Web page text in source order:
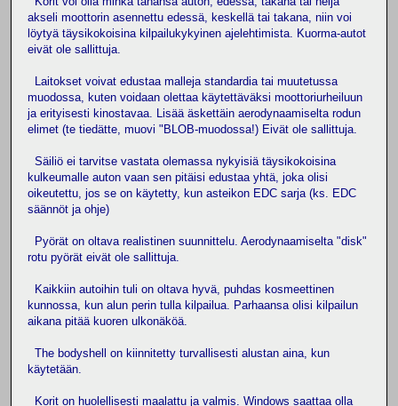
akseli moottorin asennettu edessä, keskellä tai takana, niin voi
löytyä täysikokoisina kilpailukykyinen ajelehtimista. Kuorma-autot
eivät ole sallittuja.
Laitokset voivat edustaa malleja standardia tai muutetussa
muodossa, kuten voidaan olettaa käytettäväksi moottoriurheiluun
ja erityisesti kinostavaa. Lisää äskettäin aerodynaamiselta rodun
elimet (te tiedätte, muovi "BLOB-muodossa!) Eivät ole sallittuja.
Säiliö ei tarvitse vastata olemassa nykyisiä täysikokoisina
kulkeumalle auton vaan sen pitäisi edustaa yhtä, joka olisi
oikeutettu, jos se on käytetty, kun asteikon EDC sarja (ks. EDC
säännöt ja ohje)
Pyörät on oltava realistinen suunnittelu. Aerodynaamiselta "disk"
rotu pyörät eivät ole sallittuja.
Kaikkiin autoihin tuli on oltava hyvä, puhdas kosmeettinen
kunnossa, kun alun perin tulla kilpailua. Parhaansa olisi kilpailun
aikana pitää kuoren ulkonäköä.
The bodyshell on kiinnitetty turvallisesti alustan aina, kun
käytetään.
Korit on huolellisesti maalattu ja valmis. Windows saattaa olla